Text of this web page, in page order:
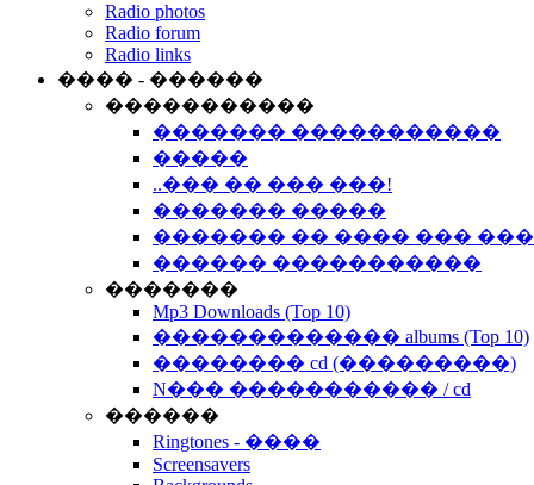
Radio photos
Radio forum
Radio links
���� - ������
�����������
������� �����������
�����
..��� �� ��� ���!
������� �����
������� �� ���� ���
������ �����������
�������
Mp3 Downloads (Top 10)
������������� albums (Top 10)
�������� cd (���������)
N��� ����������� / cd
������
Ringtones - ����
Screensavers